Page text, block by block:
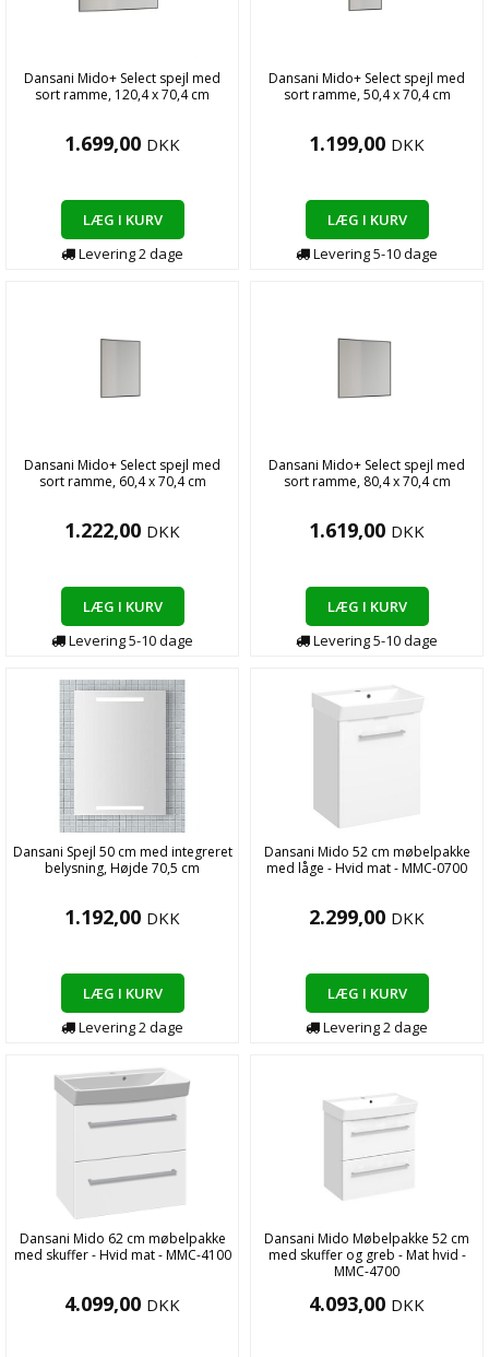
Dansani Mido+ Select spejl med
sort ramme, 120,4 x 70,4 cm
1.699,00 DKK
LÆG I KURV
Levering2dage
Dansani Mido+ Select spejl med
sort ramme, 50,4 x 70,4 cm
1.199,00 DKK
LÆG I KURV
Levering5-10dage
Dansani Mido+ Select spejl med
sort ramme, 60,4 x 70,4 cm
1.222,00 DKK
LÆG I KURV
Levering5-10dage
Dansani Mido+ Select spejl med
sort ramme, 80,4 x 70,4 cm
1.619,00 DKK
LÆG I KURV
Levering5-10dage
Dansani Spejl 50 cm med integreret
belysning, Højde 70,5 cm
1.192,00 DKK
LÆG I KURV
Levering2dage
Dansani Mido 52 cm møbelpakke
med låge - Hvid mat - MMC-0700
2.299,00 DKK
LÆG I KURV
Levering2dage
Dansani Mido 62 cm møbelpakke
med skuffer - Hvid mat - MMC-4100
4.099,00 DKK
Dansani Mido Møbelpakke 52 cm
med skuffer og greb - Mat hvid -
MMC-4700
4.093,00 DKK